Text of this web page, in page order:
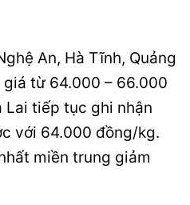
An, Hà Tĩnh, Quảng
từ 64.000 – 66.000
tiếp tục ghi nhận
với 64.000 đồng/kg.
miền trung giảm